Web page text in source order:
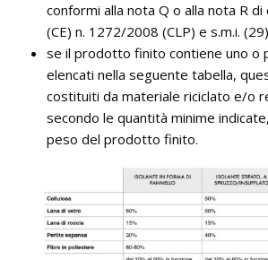
conformi alla nota Q o alla nota R
(CE) n. 1272/2008 (CLP) e s.m.i.
se il prodotto finito contiene uno o
elencati nella seguente tabella,
costituiti da materiale riciclato e/o
secondo le quantità minime
peso del prodotto finito.